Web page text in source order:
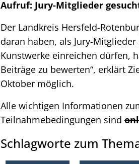
Aufruf: Jury-Mitglieder
Der Landkreis Hersfeld-
daran haben, als Jury-
Kunstwerke einreichen dürfen,
Beiträge zu bewerten“, erklärt
Oktober möglich.
Alle wichtigen Informationen
Teilnahmebedingungen sind
Schlagworte zum